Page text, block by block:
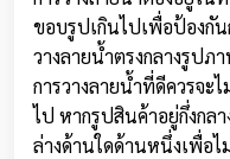
ขอบรูปเกินไปเพื่อป้องกั
วางลายน้ำตรงกลางรูปภ
การวางลายน้ำที่ดีควรจะ
ไป หากรูปสินค้าอยู่กึ่งกล
ล่างด้านใดด้านหนึ่งเพื่อ